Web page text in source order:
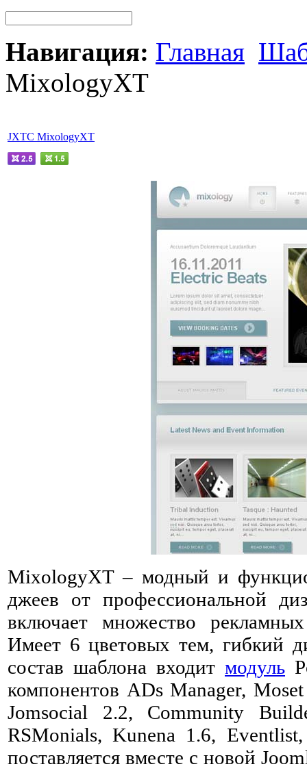
Навигация: Главная
MixologyXT
JXTC MixologyXT
MixologyXT – модный и
джеев от профессиональной
включает множество
Имеет 6 цветовых тем, гибкий
состав шаблона входит модуль
компонентов ADs Manager,
Jomsocial 2.2, Community
RSMonials, Kunena 1.6,
поставляется вместе с новой